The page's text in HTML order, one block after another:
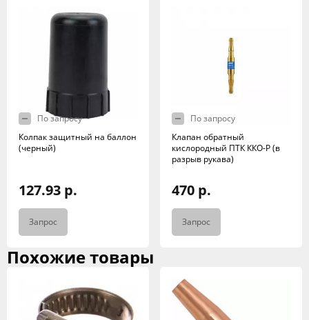
По запросу
Колпак защитный на баллон
(черный)
127.93 р.
Запрос
По запросу
Клапан обратный
кислородный ПТК ККО-Р (в
разрыв рукава)
470 р.
Запрос
Похожие товары